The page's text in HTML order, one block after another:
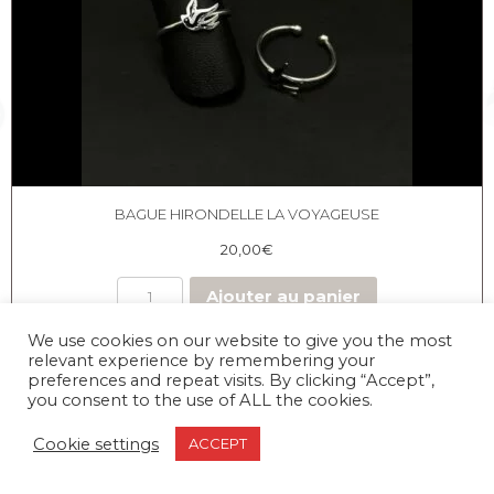
BAGUE HIRONDELLE LA VOYAGEUSE
20,00€
Ajouter au panier
We use cookies on our website to give you the most
relevant experience by remembering your
preferences and repeat visits. By clicking “Accept”,
you consent to the use of ALL the cookies.
Cookie settings ACCEPT